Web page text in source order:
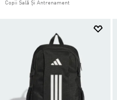
Copii Sală Și Antrenament